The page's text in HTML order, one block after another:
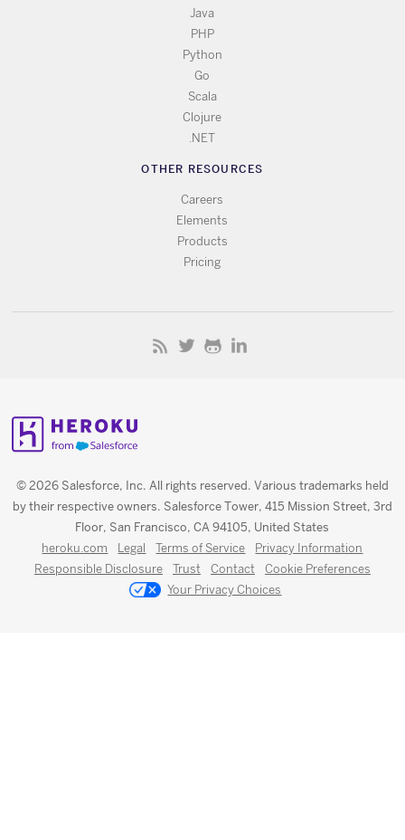
Java
PHP
Python
Go
Scala
Clojure
.NET
OTHER RESOURCES
Careers
Elements
Products
Pricing
© 2026 Salesforce, Inc. All rights reserved. Various trademarks held
by their respective owners. Salesforce Tower, 415 Mission Street, 3rd
Floor, San Francisco, CA 94105, United States
heroku.com Legal Terms of Service
Privacy Information
Responsible Disclosure
Trust Contact
Cookie Preferences
Your Privacy Choices